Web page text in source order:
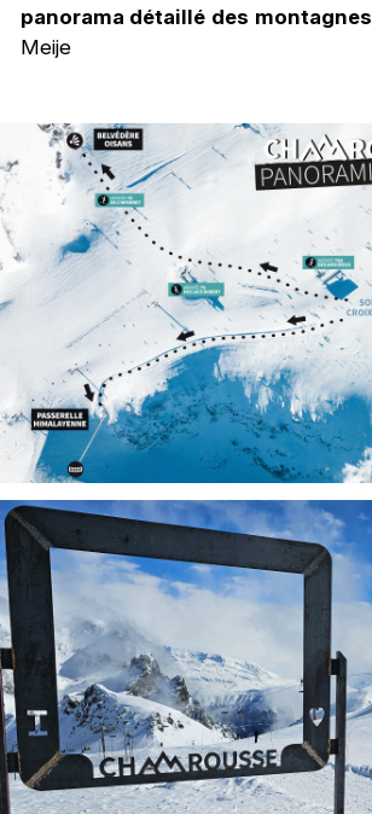
panorama détaillé des montagnes
Meije